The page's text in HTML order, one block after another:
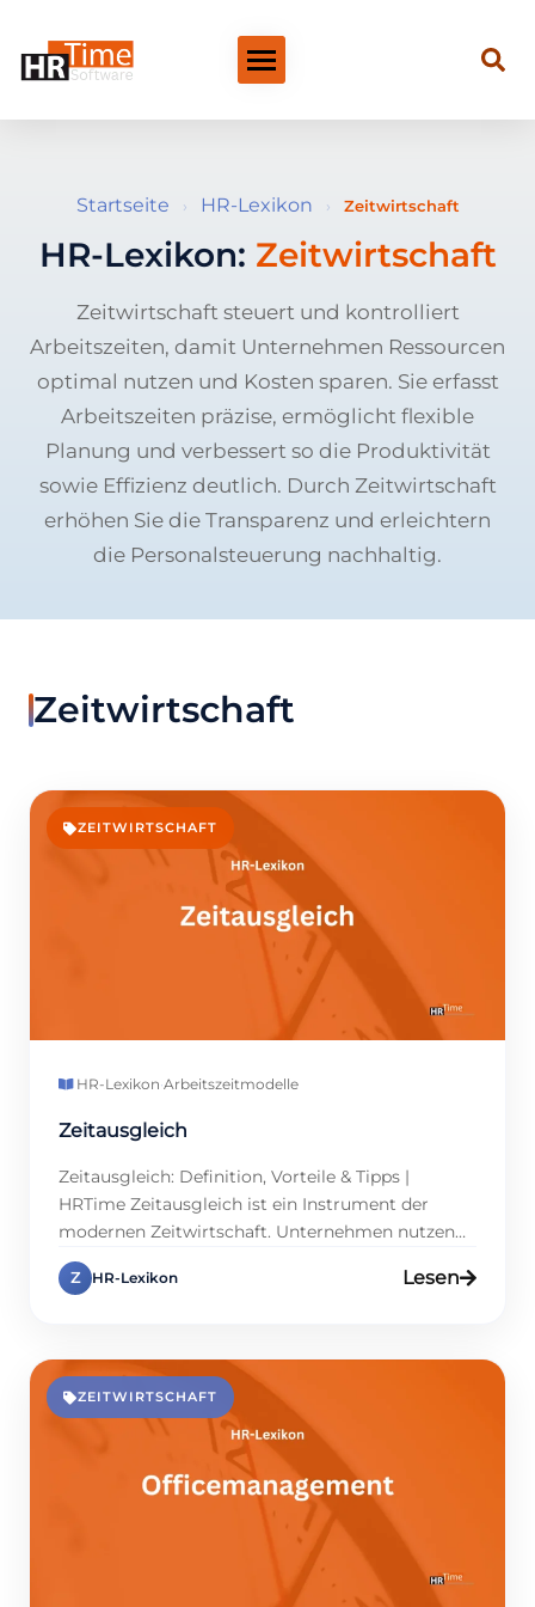
Startseite › HR-Lexikon › Zeitwirtschaft
HR-Lexikon: Zeitwirtschaft
Zeitwirtschaft steuert und kontrolliert
Arbeitszeiten, damit Unternehmen Ressourcen
optimal nutzen und Kosten sparen. Sie erfasst
Arbeitszeiten präzise, ermöglicht flexible
Planung und verbessert so die Produktivität
sowie Effizienz deutlich. Durch Zeitwirtschaft
erhöhen Sie die Transparenz und erleichtern
die Personalsteuerung nachhaltig.
Zeitwirtschaft
ZEITWIRTSCHAFT
HR-Lexikon·Arbeitszeitmodelle
Zeitausgleich
Zeitausgleich: Definition, Vorteile & Tipps |
HRTime Zeitausgleich ist ein Instrument der
modernen Zeitwirtschaft. Unternehmen nutzen
ihn, um Überstunden ihrer Mitarbeitenden flexibel
auszugleichen. Das schont die Kasse und steigert
Rahmenbedingungen gelten in Deutschland?
Und wie können Personalmanager ihn strategisch
einsetzen? Dieser Lexikon-Eintrag erklärt, was
Z HR-Lexikon Lesen
ZEITWIRTSCHAFT